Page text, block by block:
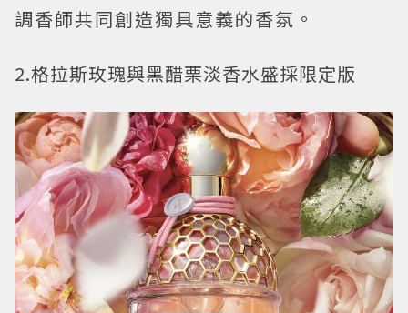
調香師共同創造獨具意義的香氛。
2.格拉斯玫瑰與黑醋栗淡香水盛採限定版